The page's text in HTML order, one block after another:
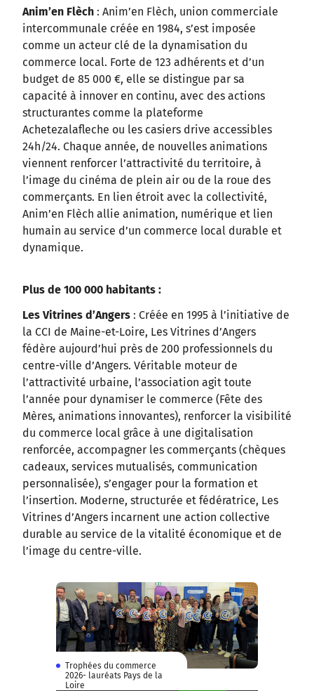
Anim’en Flèch : Anim’en Flèch, union commerciale
intercommunale créée en 1984, s’est imposée
comme un acteur clé de la dynamisation du
commerce local. Forte de 123 adhérents et d’un
budget de 85 000 €, elle se distingue par sa
capacité à innover en continu, avec des actions
structurantes comme la plateforme
Achetezalafleche ou les casiers drive accessibles
24h/24. Chaque année, de nouvelles animations
viennent renforcer l’attractivité du territoire, à
l’image du cinéma de plein air ou de la roue des
commerçants. En lien étroit avec la collectivité,
Anim’en Flèch allie animation, numérique et lien
humain au service d’un commerce local durable et
dynamique.
Plus de 100 000 habitants :
Les Vitrines d’Angers : Créée en 1995 à l’initiative de
la CCI de Maine-et-Loire, Les Vitrines d’Angers
fédère aujourd’hui près de 200 professionnels du
centre-ville d’Angers. Véritable moteur de
l’attractivité urbaine, l’association agit toute
l’année pour dynamiser le commerce (Fête des
Mères, animations innovantes), renforcer la visibilité
du commerce local grâce à une digitalisation
renforcée, accompagner les commerçants (chèques
cadeaux, services mutualisés, communication
personnalisée), s’engager pour la formation et
l’insertion. Moderne, structurée et fédératrice, Les
Vitrines d’Angers incarnent une action collective
durable au service de la vitalité économique et de
l’image du centre-ville.
Trophées du commerce
2026- lauréats Pays de la
Loire